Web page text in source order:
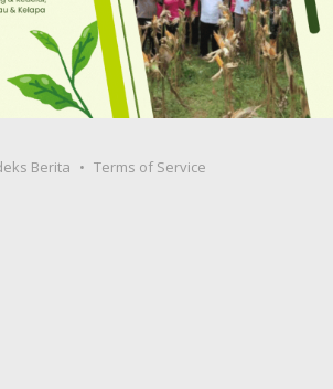
Berita Terms of Service